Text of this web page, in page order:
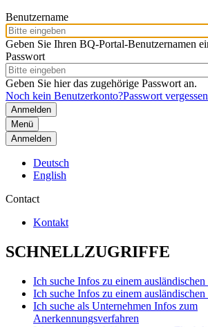
Benutzername
Geben Sie Ihren BQ-Portal-Benutzernamen
Passwort
Geben Sie hier das zugehörige Passwort an.
Noch kein Benutzerkonto?Passwort
Menü
Anmelden
Deutsch
English
Contact
Kontakt
SCHNELLZUGRIFFE
Ich suche Infos zu einem
Ich suche Infos zu einem
Ich suche als Unternehmen Infos zum
Anerkennungsverfahren